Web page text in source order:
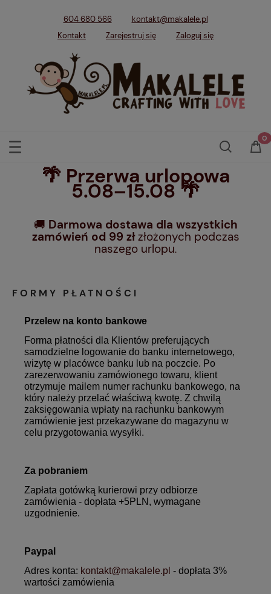
604 680 566
kontakt@makalele.pl
Kontakt
Zarejestruj się Zaloguj się
🌴 Przerwa urlopowa
5.08–15.08 🌴
🚚 Darmowa dostawa dla wszystkich
zamówień od 99 złzłożonych podczas
naszego urlopu.
FORMY PŁATNOŚCI
Przelew na konto bankowe
Forma płatności dla Klientów preferujących
samodzielne logowanie do banku internetowego,
wizytę w placówce banku lub na poczcie. Po
zarezerwowaniu zamówionego towaru, klient
otrzymuje mailem numer rachunku bankowego, na
który należy przelać właściwą kwotę. Z chwilą
zaksięgowania wpłaty na rachunku bankowym
zamówienie jest przekazywane do magazynu w
celu przygotowania wysyłki.
Za pobraniem
Zapłata gotówką kurierowi przy odbiorze
zamówienia - dopłata +5PLN, wymagane
uzgodnienie.
Paypal
Adres konta: kontakt@makalele.pl - dopłata 3%
wartości zamówienia